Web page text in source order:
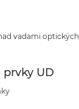
vadami optických
prvky UD